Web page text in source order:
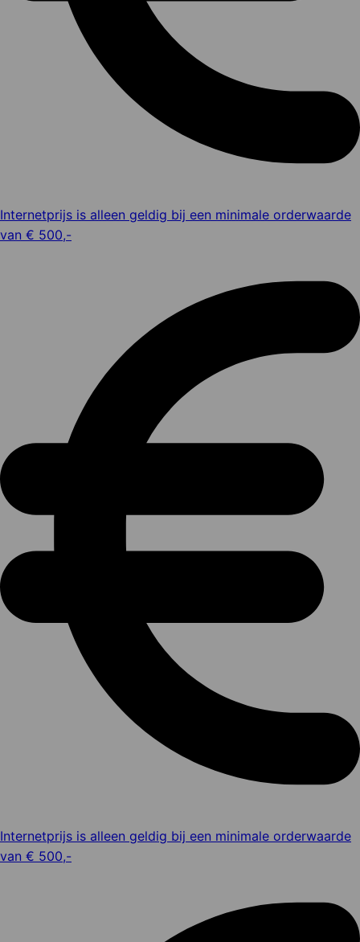
Internetprijs is alleen geldig bij een minimale orderwaarde
van € 500,-
Internetprijs is alleen geldig bij een minimale orderwaarde
van € 500,-